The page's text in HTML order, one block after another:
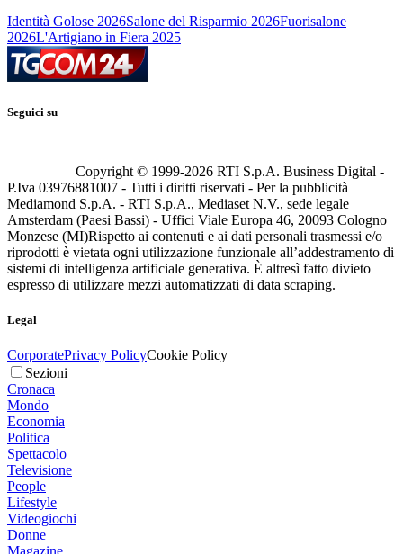
Identità Golose 2026Salone del Risparmio 2026Fuorisalone
2026L'Artigiano in Fiera 2025
Seguici su
Copyright © 1999-2026 RTI S.p.A. Business Digital -
P.Iva 03976881007 - Tutti i diritti riservati - Per la pubblicità
Mediamond S.p.A. - RTI S.p.A., Mediaset N.V., sede legale
Amsterdam (Paesi Bassi) - Uffici Viale Europa 46, 20093 Cologno
Monzese (MI)Rispetto ai contenuti e ai dati personali trasmessi e/o
riprodotti è vietata ogni utilizzazione funzionale all’addestramento di
sistemi di intelligenza artificiale generativa. È altresì fatto divieto
espresso di utilizzare mezzi automatizzati di data scraping.
Legal
CorporatePrivacy PolicyCookie Policy
Sezioni
Cronaca
Mondo
Economia
Politica
Spettacolo
Televisione
People
Lifestyle
Videogiochi
Donne